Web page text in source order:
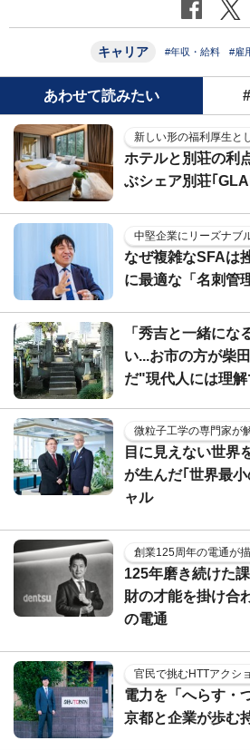
キャリア #年収・給料 #雇
あわせて読みたい
新しい形の福利厚生と
ホテルと別荘の利
ぶシェア別荘｢
中堅企業にリーズナブ
なぜ複雑なSFAは
に最適な「名刺管
「秀吉と一緒にな
い...お市の方が柴
だ"現代人には理
微粒子工学の専門家が
目に見えない世
が生んだ｢世界最
ャル
創業125周年の電通が
125年磨き続けた
財の才能を掛け合
の電通
官民で挑むHTTアクシ
電力を「へらす・
京都と企業が歩む